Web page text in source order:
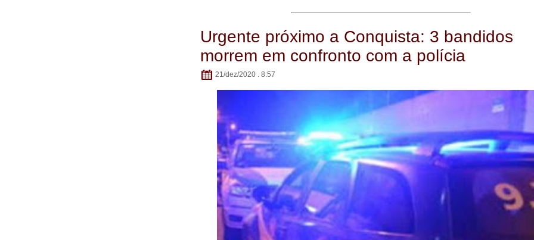
Urgente próximo a Conquista: 3 bandidos
morrem em confronto com a polícia
21/dez/2020 . 8:57